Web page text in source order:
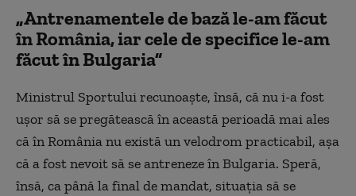
„Antrenamentele de bază le-am făcut
în România, iar cele de specifice le-am
făcut în Bulgaria”
Ministrul Sportului recunoaşte, însă, că nu i-a fost
uşor să se pregătească în această perioadă mai ales
că în România nu există un velodrom practicabil, aşa
că a fost nevoit să se antreneze în Bulgaria. Speră,
însă, ca până la final de mandat, situaţia să se